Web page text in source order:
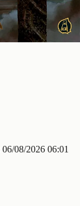
06/08/2026 06:01